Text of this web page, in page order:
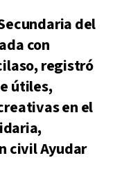
del
con
registró
útiles,
en el
civil Ayudar